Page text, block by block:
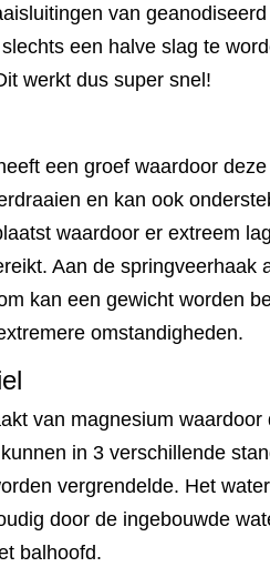
van
een halve slag te
werkt dus super snel!
een groef waardoor
en kan ook
waardoor er extreem
Aan de springveerhaak
kan een gewicht worden
omstandigheden.
van magnesium waardoor
in 3 verschillende
vergrendelde. Het
door de ingebouwde
balhoofd.